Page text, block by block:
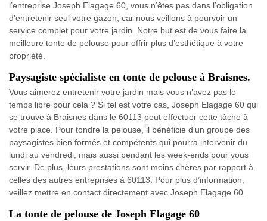
l’entreprise Joseph Elagage 60, vous n’êtes pas dans l’obligation
d’entretenir seul votre gazon, car nous veillons à pourvoir un
service complet pour votre jardin. Notre but est de vous faire la
meilleure tonte de pelouse pour offrir plus d’esthétique à votre
propriété.
Paysagiste spécialiste en tonte de pelouse à Braisnes.
Vous aimerez entretenir votre jardin mais vous n’avez pas le
temps libre pour cela ? Si tel est votre cas, Joseph Elagage 60 qui
se trouve à Braisnes dans le 60113 peut effectuer cette tâche à
votre place. Pour tondre la pelouse, il bénéficie d’un groupe des
paysagistes bien formés et compétents qui pourra intervenir du
lundi au vendredi, mais aussi pendant les week-ends pour vous
servir. De plus, leurs prestations sont moins chères par rapport à
celles des autres entreprises à 60113. Pour plus d’information,
veillez mettre en contact directement avec Joseph Elagage 60.
La tonte de pelouse de Joseph Elagage 60